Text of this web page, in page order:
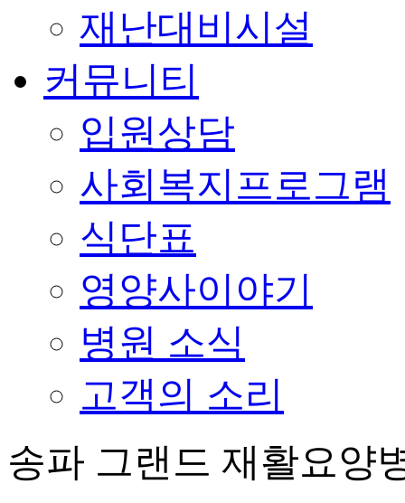
재난대비시설
커뮤니티
입원상담
사회복지프로그램
식단표
영양사이야기
병원 소식
고객의 소리
송파 그랜드 재활요양